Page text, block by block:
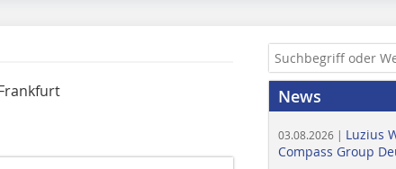
News
03.08.2026 | Luzius
Compass Group